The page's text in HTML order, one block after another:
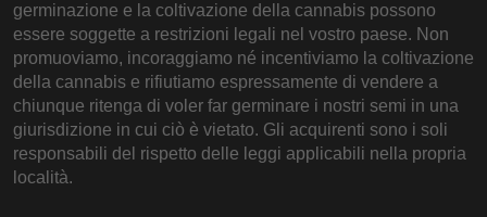
germinazione e la coltivazione della cannabis possono
essere soggette a restrizioni legali nel vostro paese. Non
promuoviamo, incoraggiamo né incentiviamo la coltivazione
della cannabis e rifiutiamo espressamente di vendere a
chiunque ritenga di voler far germinare i nostri semi in una
giurisdizione in cui ciò è vietato. Gli acquirenti sono i soli
responsabili del rispetto delle leggi applicabili nella propria
località.